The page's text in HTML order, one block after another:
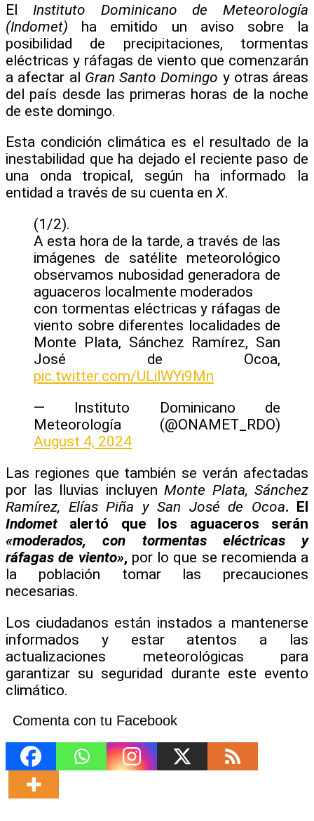
El Instituto Dominicano de Meteorología
(Indomet) ha emitido un aviso sobre la
posibilidad de precipitaciones, tormentas
eléctricas y ráfagas de viento que comenzarán
a afectar al Gran Santo Domingo y otras áreas
del país desde las primeras horas de la noche
de este domingo.
Esta condición climática es el resultado de la
inestabilidad que ha dejado el reciente paso de
una onda tropical, según ha informado la
entidad a través de su cuenta enX.
(1/2).
A esta hora de la tarde, a través de las
imágenes de satélite meteorológico
observamos nubosidad generadora de
aguaceros localmente moderados
con tormentas eléctricas y ráfagas de
viento sobre diferentes localidades de
Monte Plata, Sánchez Ramírez, San
José de Ocoa,
pic.twitter.com/ULilWYi9Mn
— Instituto Dominicano de
Meteorología (@ONAMET_RDO)
August 4, 2024
Las regiones que también se verán afectadas
por las lluvias incluyen Monte Plata, Sánchez
Ramírez, Elías Piña y San José de Ocoa. El
Indomet alertó que los aguaceros serán
«moderados, con tormentas eléctricas y
ráfagas de viento», por lo que se recomienda a
la población tomar las precauciones
necesarias.
Los ciudadanos están instados a mantenerse
informados y estar atentos a las
actualizaciones meteorológicas para
garantizar su seguridad durante este evento
climático.
Comenta con tu Facebook